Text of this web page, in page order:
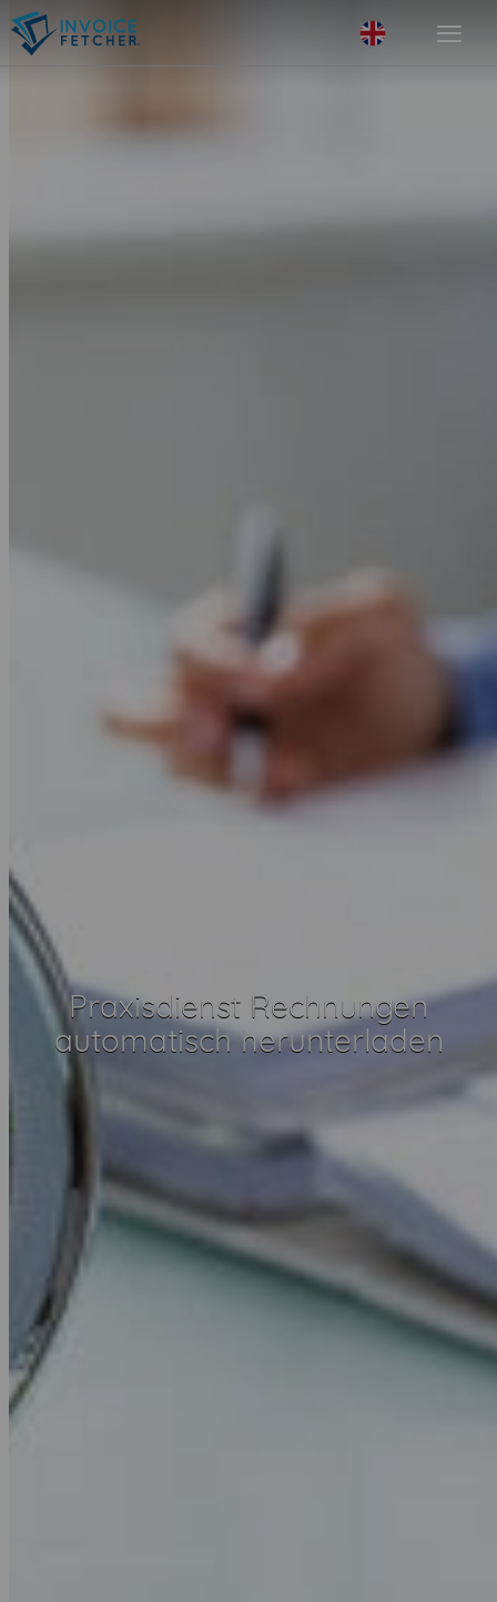
Praxisdienst Rechnungen
automatisch herunterladen